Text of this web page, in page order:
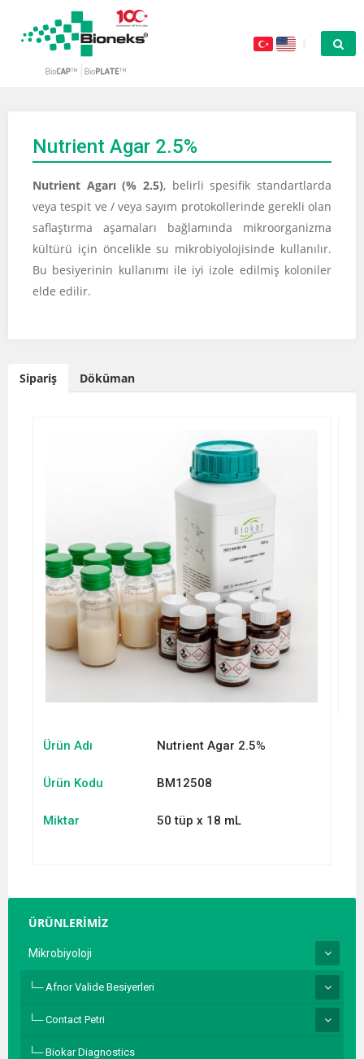
Nutrient Agar 2.5%
Nutrient Agarı (% 2.5), belirli spesifik standartlarda
veya tespit ve / veya sayım protokollerinde gerekli olan
saflaştırma aşamaları bağlamında mikroorganizma
kültürü için öncelikle su mikrobiyolojisinde kullanılır.
Bu besiyerinin kullanımı ile iyi izole edilmiş koloniler
elde edilir.
Sipariş Döküman
Ürün Adı Nutrient Agar 2.5%
Ürün Kodu BM12508
Miktar 50 tüp x 18 mL
ÜRÜNLERİMİZ
Mikrobiyoloji
Afnor Valide Besiyerleri
Contact Petri
Biokar Diagnostics